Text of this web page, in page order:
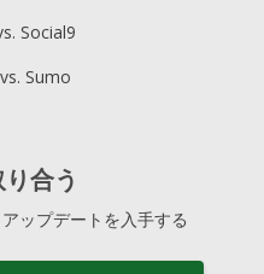
Social9
Sumo
合う
ップデートを入手する